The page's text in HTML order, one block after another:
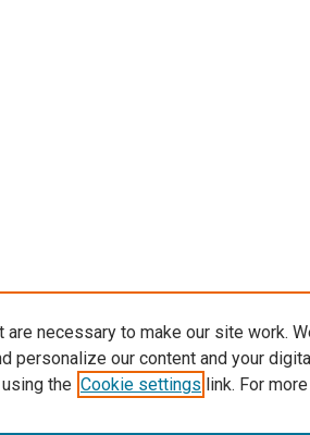
are necessary to make our site work.
personalize our content and your
the Cookie settings link. For